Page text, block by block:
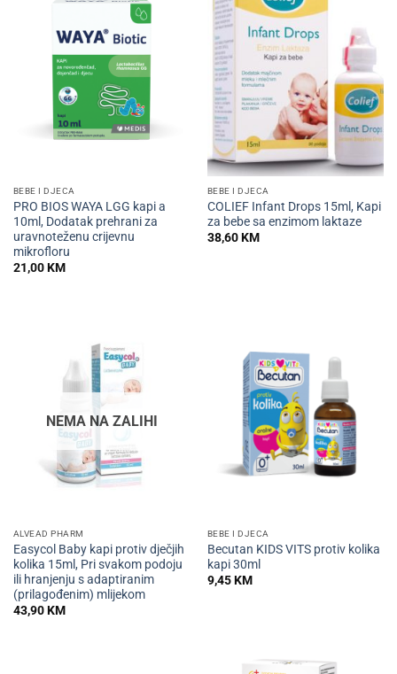
BEBE I DJECA
PRO BIOS WAYA LGG kapi a
10ml, Dodatak prehrani za
uravnoteženu crijevnu
mikrofloru
21,00KM
BEBE I DJECA
COLIEF Infant Drops 15ml, Kapi
za bebe sa enzimom laktaze
38,60KM
NEMA NA ZALIHI
ALVEAD PHARM
Easycol Baby kapi protiv dječjih
kolika 15ml, Pri svakom podoju
ili hranjenju s adaptiranim
(prilagođenim) mlijekom
43,90KM
BEBE I DJECA
Becutan KIDS VITS protiv kolika
kapi 30ml
9,45KM